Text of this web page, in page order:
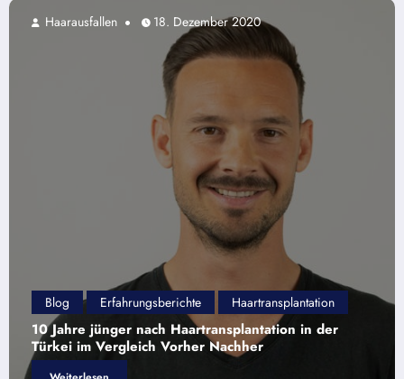
Haartransplantation
nach Haartransplantation in der
Vorher Nachher
18. Dezember 2020
Blog